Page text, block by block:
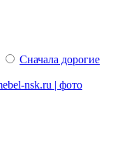
Сначала дорогие